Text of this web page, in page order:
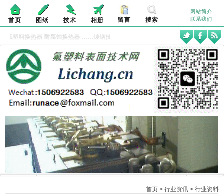
首页 图纸 技术 相册 留言 搜索
网站简介
联系我们
氟塑料换热器 耐腐蚀换热器……镀铬技术咨询 分子式：CrO3 分子量：99.99 别
首页 > 行业资讯 > 行业资料